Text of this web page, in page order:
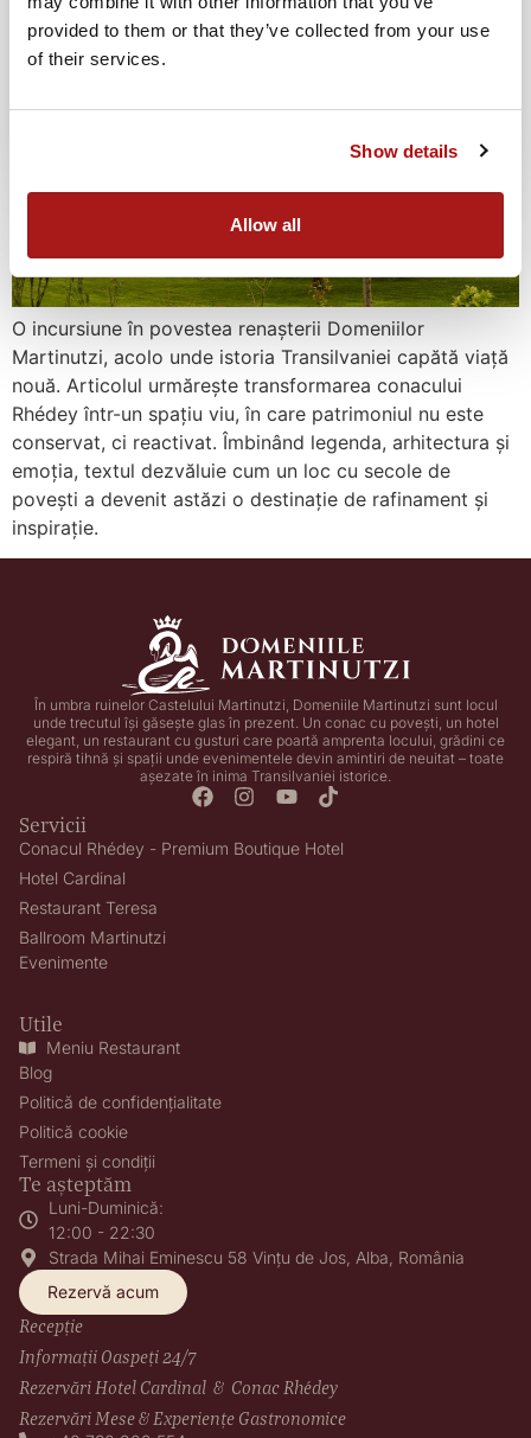
provided to them or that they’ve collected from your use
of their services.
Show details
Allow all
cu istorie
O incursiune în povestea renașterii Domeniilor
Martinutzi, acolo unde istoria Transilvaniei capătă viață
nouă. Articolul urmărește transformarea conacului
Rhédey într-un spațiu viu, în care patrimoniul nu este
conservat, ci reactivat. Îmbinând legenda, arhitectura și
emoția, textul dezvăluie cum un loc cu secole de
povești a devenit astăzi o destinație de rafinament și
inspirație.
În umbra ruinelor Castelului Martinutzi, Domeniile Martinutzi sunt locul
unde trecutul își găsește glas în prezent. Un conac cu povești, un hotel
elegant, un restaurant cu gusturi care poartă amprenta locului, grădini ce
respiră tihnă și spații unde evenimentele devin amintiri de neuitat – toate
așezate în inima Transilvaniei istorice.
Servicii
Conacul Rhédey - Premium Boutique Hotel
Hotel Cardinal
Restaurant Teresa
Ballroom Martinutzi
Evenimente
Utile
Meniu Restaurant
Blog
Politică de confidențialitate
Politică cookie
Termeni și condiții
Te așteptăm
Luni-Duminică:
12:00 - 22:30
Strada Mihai Eminescu 58 Vințu de Jos, Alba, România
Rezervă acum
Recepție
Informații Oaspeți 24/7
Rezervări Hotel Cardinal & Conac Rhédey
Rezervări Mese & Experiențe Gastronomice
Oktoberfest 2026